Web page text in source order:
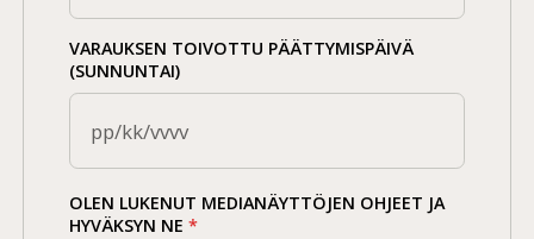
VARAUKSEN TOIVOTTU PÄÄTTYMISPÄIVÄ
(SUNNUNTAI)
OLEN LUKENUT MEDIANÄYTTÖJEN OHJEET JA
HYVÄKSYN NE *